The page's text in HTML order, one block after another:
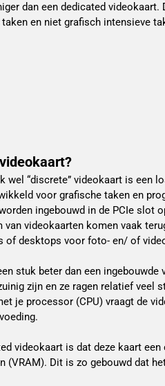
dan een dedicated videokaart.
en niet grafisch intensieve
wel “discrete” videokaart is een
voor grafische taken en
ingebouwd in de PCIe slot
van videokaarten komen vaak
of desktops voor foto- en/ of
stuk beter dan een
zijn en ze ragen relatief veel
je processor (CPU) vraagt de
videokaart is dat deze kaart
(VRAM). Dit is zo gebouwd dat